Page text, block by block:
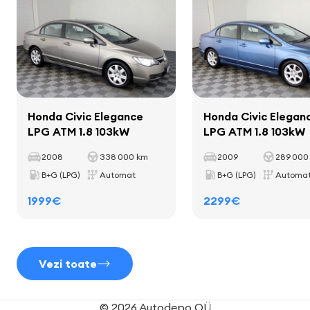
Interior
fâșii decorative în salon
suporturi pentru cești
mânerul frânei de mână acoperit cu piele
tapiserie textilă
Honda Civic Elegance
LPG ATM 1.8 103kW
2008
338 000 km
B+G (LPG)
Automat
1999€
Honda Civic
LPG ATM 1.8 103kW
2009
289 000
B+G (LPG)
2299€
Vezi toate